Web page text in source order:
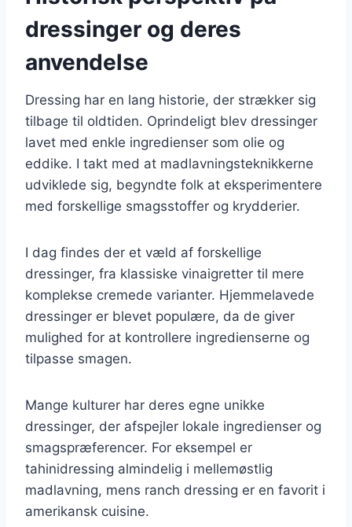
dressinger og deres
anvendelse
Dressing har en lang historie, der strækker sig
tilbage til oldtiden. Oprindeligt blev dressinger
lavet med enkle ingredienser som olie og
eddike. I takt med at madlavningsteknikkerne
udviklede sig, begyndte folk at eksperimentere
med forskellige smagsstoffer og krydderier.
I dag findes der et væld af forskellige
dressinger, fra klassiske vinaigretter til mere
komplekse cremede varianter. Hjemmelavede
dressinger er blevet populære, da de giver
mulighed for at kontrollere ingredienserne og
tilpasse smagen.
Mange kulturer har deres egne unikke
dressinger, der afspejler lokale ingredienser og
smagspræferencer. For eksempel er
tahinidressing almindelig i mellemøstlig
madlavning, mens ranch dressing er en favorit i
amerikansk cuisine.